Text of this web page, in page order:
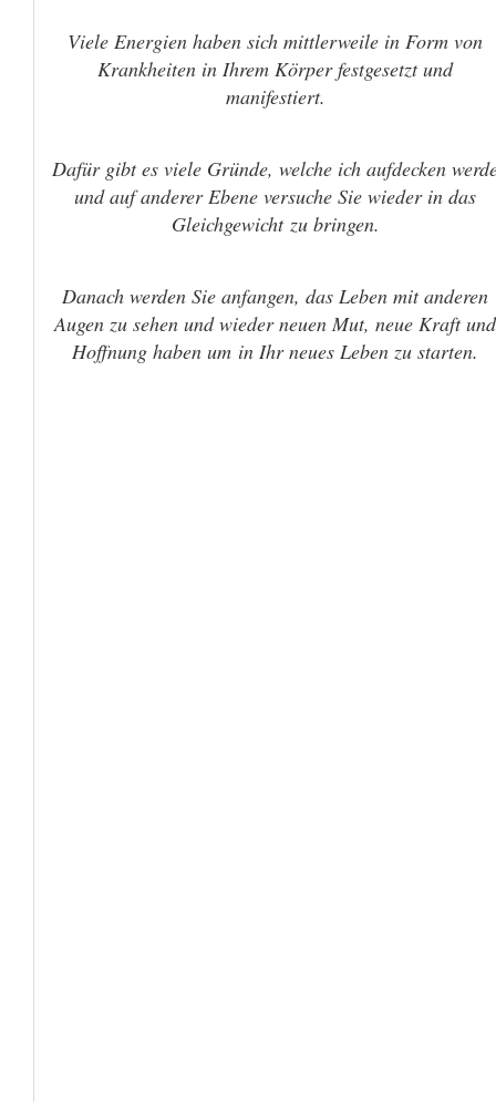
Viele Energien haben sich mittlerweile in Form von
Krankheiten in Ihrem Körper festgesetzt und
manifestiert.
Dafür gibt es viele Gründe, welche ich aufdecken
und auf anderer Ebene versuche Sie wieder in das
Gleichgewicht zu bringen.
Danach werden Sie anfangen, das Leben mit anderen
Augen zu sehen und wieder neuen Mut, neue Kraft und
Hoffnung haben um in Ihr neues Leben zu starten.